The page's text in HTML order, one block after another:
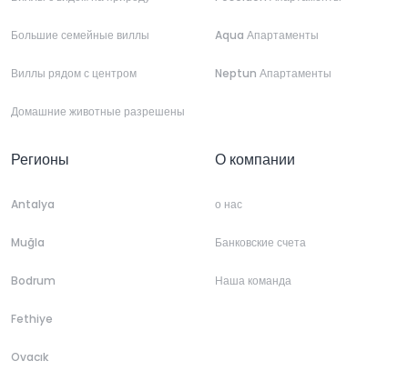
Большие семейные виллы
Виллы рядом с центром
Домашние животные разрешены
Aqua Апартаменты
Neptun Апартаменты
Регионы
Antalya
Muğla
Bodrum
Fethiye
Ovacık
О компании
о нас
Банковские счета
Наша команда